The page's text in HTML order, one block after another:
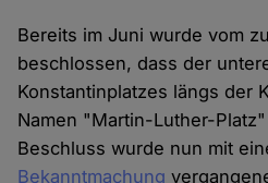
Bereits im Juni wurde vom
beschlossen, dass der
Konstantinplatzes längs der
Namen "Martin-Luther-
Beschluss wurde nun mit
Bekanntmachung